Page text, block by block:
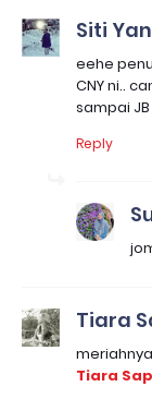
Siti
eehe
CNY ni..
sampai
Reply
Tiara
Tiara